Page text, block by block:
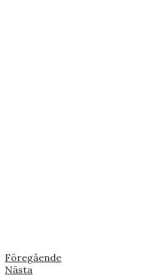
Föregående
Nästa